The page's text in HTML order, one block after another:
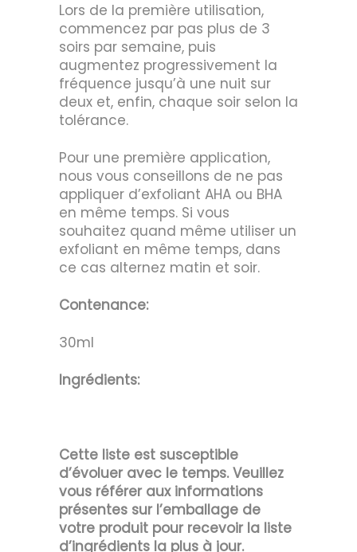
Lors de la première utilisation,
commencez par pas plus de 3
soirs par semaine, puis
augmentez progressivement la
fréquence jusqu’à une nuit sur
deux et, enfin, chaque soir selon la
tolérance.
Pour une première application,
nous vous conseillons de ne pas
appliquer d’exfoliant AHA ou BHA
en même temps. Si vous
souhaitez quand même utiliser un
exfoliant en même temps, dans
ce cas alternez matin et soir.
Contenance:
30ml
Ingrédients:
Cette liste est susceptible
d’évoluer avec le temps. Veuillez
vous référer aux informations
présentes sur l’emballage de
votre produit pour recevoir la liste
d’ingrédients la plus à jour.